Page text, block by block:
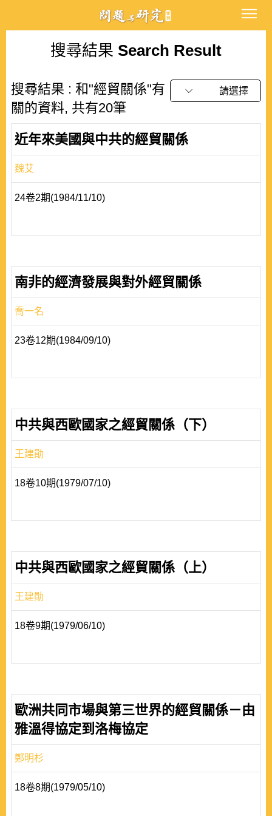
搜尋結果 Search Result
搜尋結果 : 和"經貿關係"有
關的資料, 共有20筆
請選擇
近年來美國與中共的經貿關係
魏艾
24卷2期(1984/11/10)
南非的經濟發展與對外經貿關係
喬一名
23卷12期(1984/09/10)
中共與西歐國家之經貿關係（下）
王建勛
18卷10期(1979/07/10)
中共與西歐國家之經貿關係（上）
王建勛
18卷9期(1979/06/10)
歐洲共同市場與第三世界的經貿關係－由
雅溫得協定到洛梅協定
鄭明杉
18卷8期(1979/05/10)